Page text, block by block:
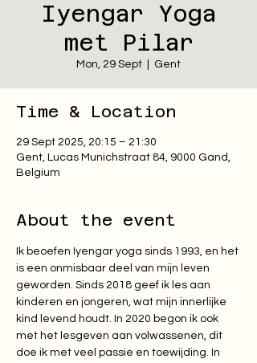
Iyengar Yoga
met Pilar
Mon, 29 Sept Gent
Time & Location
29 Sept 2025, 20:15 – 21:30
Gent, Lucas Munichstraat 84, 9000 Gand,
Belgium
About the event
Ik beoefen Iyengar yoga sinds 1993, en het
is een onmisbaar deel van mijn leven
geworden. Sinds 2018 geef ik les aan
kinderen en jongeren, wat mijn innerlijke
kind levend houdt. In 2020 begon ik ook
met het lesgeven aan volwassenen, dit
doe ik met veel passie en toewijding. In